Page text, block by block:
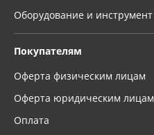
Оборудование и инструмент
Покупателям
Оферта физическим лицам
Оферта юридическим лицам
Оплата